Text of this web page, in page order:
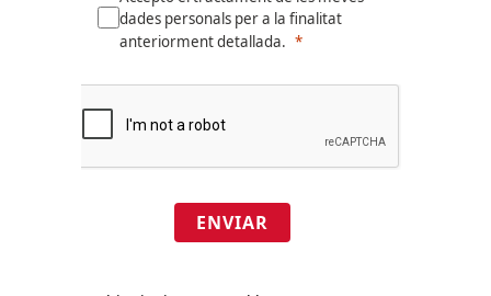
dades personals per a la finalitat
anteriorment detallada.
ENVIAR